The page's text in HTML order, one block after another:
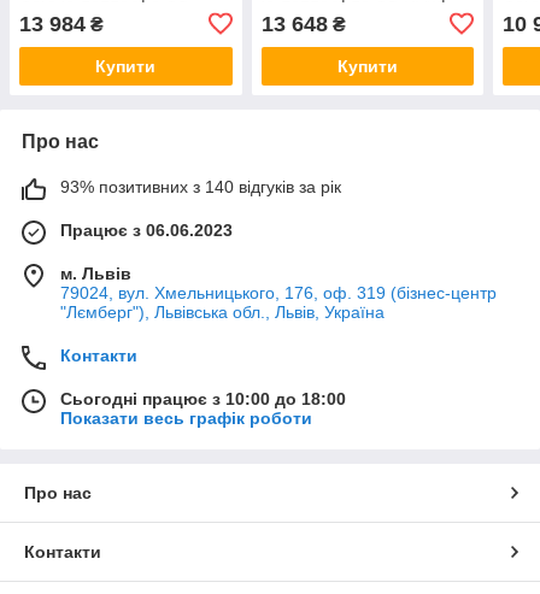
13 984 ₴
Купити
13 648₴
Купити
10
Про нас
93% позитивних з 140 відгуків за рік
Працює з 06.06.2023
м. Львів
79024, вул. Хмельницького, 176, оф. 319 (бізнес-центр
"Лємберг"), Львівська обл., Львів, Україна
Контакти
Сьогодні працює з 10:00 до 18:00
Показати весь графік роботи
Про нас
Контакти